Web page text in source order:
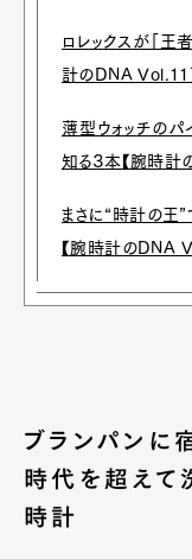
ロレックスが「王
計のDNA Vol.11
薄型ウォッチのパ
知る３本【腕時計
まさに“時計の王”
【腕時計のDNA
ブランパンに
時代を超えて
時計